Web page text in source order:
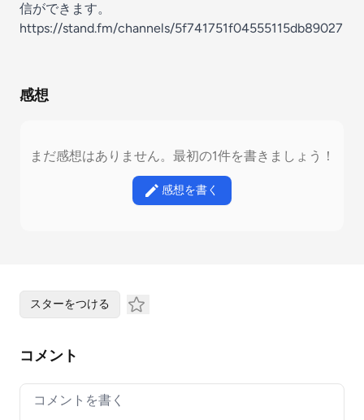
信ができます。
https://stand.fm/channels/5f741751f04555115db89027
感想
まだ感想はありません。最初の1件を書きましょう！
感想を書く
スターをつける
コメント
Your comment